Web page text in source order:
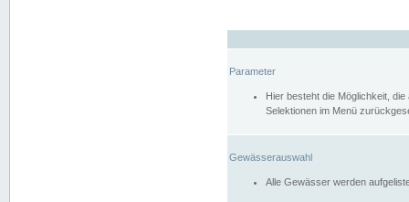
Parameter
Hier besteht die Möglichkeit,
Selektionen im Menü
Gewässerauswahl
Alle Gewässer werden